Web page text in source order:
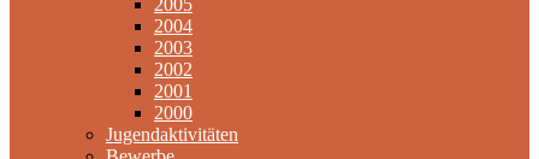
2005
2004
2003
2002
2001
2000
Jugendaktivitäten